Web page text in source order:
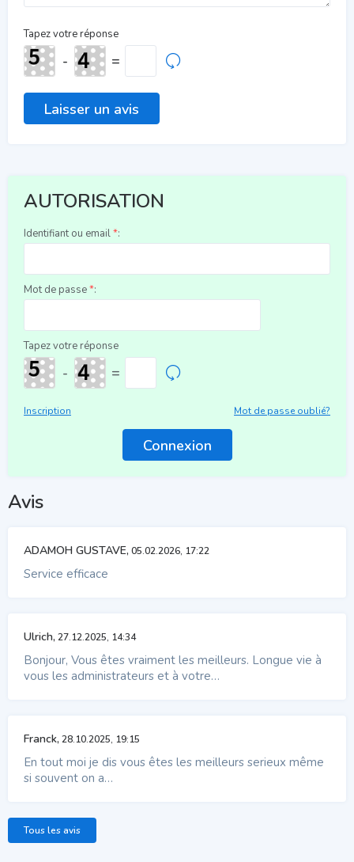
Tapez votre réponse
- =
AUTORISATION
Identifiant ou email*:
Mot de passe*:
Tapez votre réponse
- =
Inscription Mot de passe oublié?
Avis
ADAMOH GUSTAVE, 05.02.2026, 17:22
Service efficace
Ulrich, 27.12.2025, 14:34
Bonjour, Vous êtes vraiment les meilleurs. Longue vie à
vous les administrateurs et à votre…
Franck, 28.10.2025, 19:15
En tout moi je dis vous êtes les meilleurs serieux même
si souvent on a…
Tous les avis